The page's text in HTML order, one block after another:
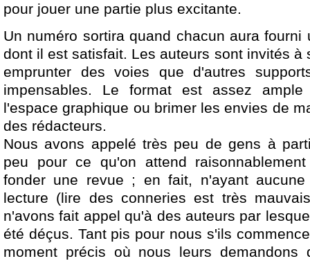
pour jouer une partie plus excitante.
Un numéro sortira quand chacun aura fourni
dont il est satisfait. Les auteurs sont invités à
emprunter des voies que d'autres
impensables. Le format est assez
l'espace graphique ou brimer les envies de
des rédacteurs.
Nous avons appelé très peu de gens à
peu pour ce qu'on attend
fonder une revue ; en fait, n'ayant
lecture (lire des conneries est très
n'avons fait appel qu'à des auteurs par
été déçus. Tant pis pour nous s'ils
moment précis où nous leurs demandons